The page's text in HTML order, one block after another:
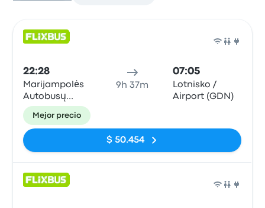
22:28
Marijampolės
Autobusų
Stotis
9h 37m
07:05
Lotnisko /
Airport (GDN)
Mejor precio
$ 50.454